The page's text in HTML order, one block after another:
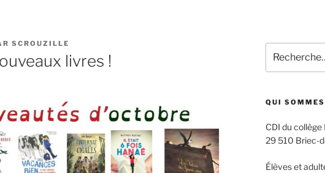
SCROUZILLE
livres !
pour
:
QUI
CDI du
29 510 Briec-
Élèves et